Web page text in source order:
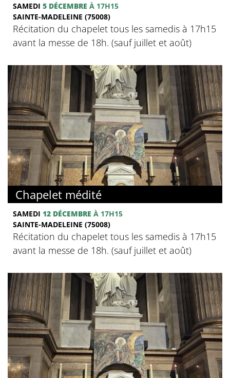
SAMEDI 5 DÉCEMBRE À 17H15
SAINTE-MADELEINE (75008)
Récitation du chapelet tous les samedis à 17h15
avant la messe de 18h. (sauf juillet et août)
Chapelet médité
SAMEDI 12 DÉCEMBRE À 17H15
SAINTE-MADELEINE (75008)
Récitation du chapelet tous les samedis à 17h15
avant la messe de 18h. (sauf juillet et août)